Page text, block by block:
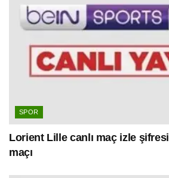
SPOR
Lorient Lille canlı maç izle
maçı